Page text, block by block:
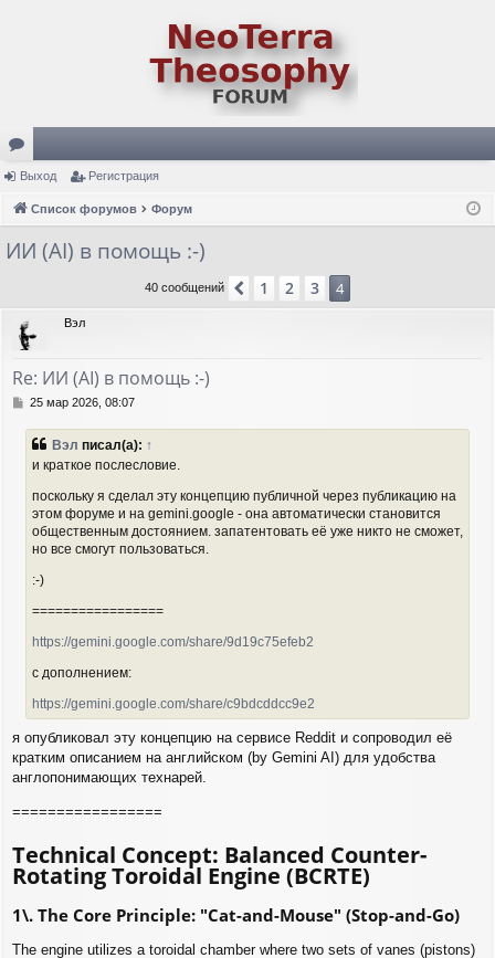
ор
ум
ы
Выход Регистрация
Список форумов Форум
ИИ (AI) в помощь :-)
40 сообщений Пред.
1 2 3 4
Вэл
Re: ИИ (AI) в помощь :-)
С
о
щ
25 мар 2026, 08:07
Вэл писал(а): ↑
и краткое послесловие.
поскольку я сделал эту концепцию публичной через публикацию на
этом форуме и на gemini.google - она автоматически становится
общественным достоянием. запатентовать её уже никто не сможет,
но все смогут пользоваться.
:-)
=================
https://gemini.google.com/share/9d19c75efeb2
с дополнением:
https://gemini.google.com/share/c9bdcddcc9e2
я опубликовал эту концепцию на сервисе Reddit и сопроводил её
кратким описанием на английском (by Gemini AI) для удобства
англопонимающих технарей.
=================
Technical Concept: Balanced Counter-
Rotating Toroidal Engine (BCRTE)
1\. The Core Principle: "Cat-and-Mouse" (Stop-and-Go)
The engine utilizes a toroidal chamber where two sets of vanes (pistons)